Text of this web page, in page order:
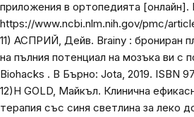
приложения в ортопедията [онлайн].
https://www.ncbi.nlm.nih.gov/pmc/
11) АСПРИЙ, Дейв. Brainy : брониран
на пълния потенциал на мозъка ви с
Biohacks . В Бърно: Jota, 2019. ISBN
12)H GOLD, Майкъл. Клинична
терапия със синя светлина за леко